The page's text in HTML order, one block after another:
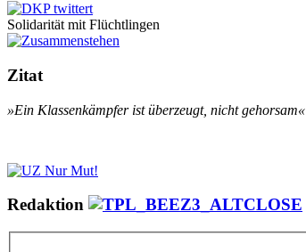
Solidarität mit Flüchtlingen
Zitat
»Ein Klassenkämpfer ist überzeugt, nicht gehorsam«
Redaktion